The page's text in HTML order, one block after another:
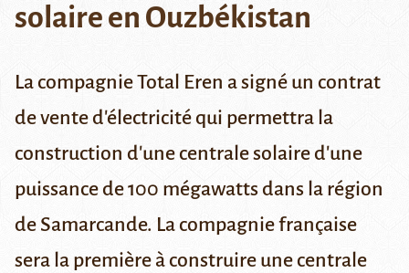
solaire en Ouzbékistan
La compagnie Total Eren a signé un contrat
de vente d'électricité qui permettra la
construction d'une centrale solaire d'une
puissance de 100 mégawatts dans la région
de Samarcande. La compagnie française
sera la première à construire une centrale